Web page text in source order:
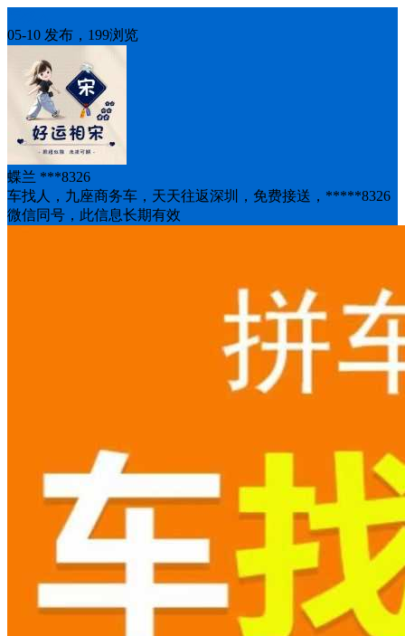
05-10 发布，199浏览
蝶兰 ***8326
车找人，九座商务车，天天往返深圳，免费接送，*****8326
微信同号，此信息长期有效